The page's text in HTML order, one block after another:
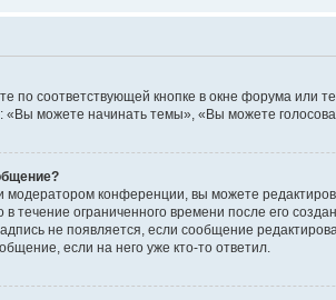
по соответствующей кнопке в окне форума или
можете начинать темы», «Вы можете
конференции, вы можете
течение ограниченного времени после его
не появляется, если сообщение
если на него уже кто-то ответил.